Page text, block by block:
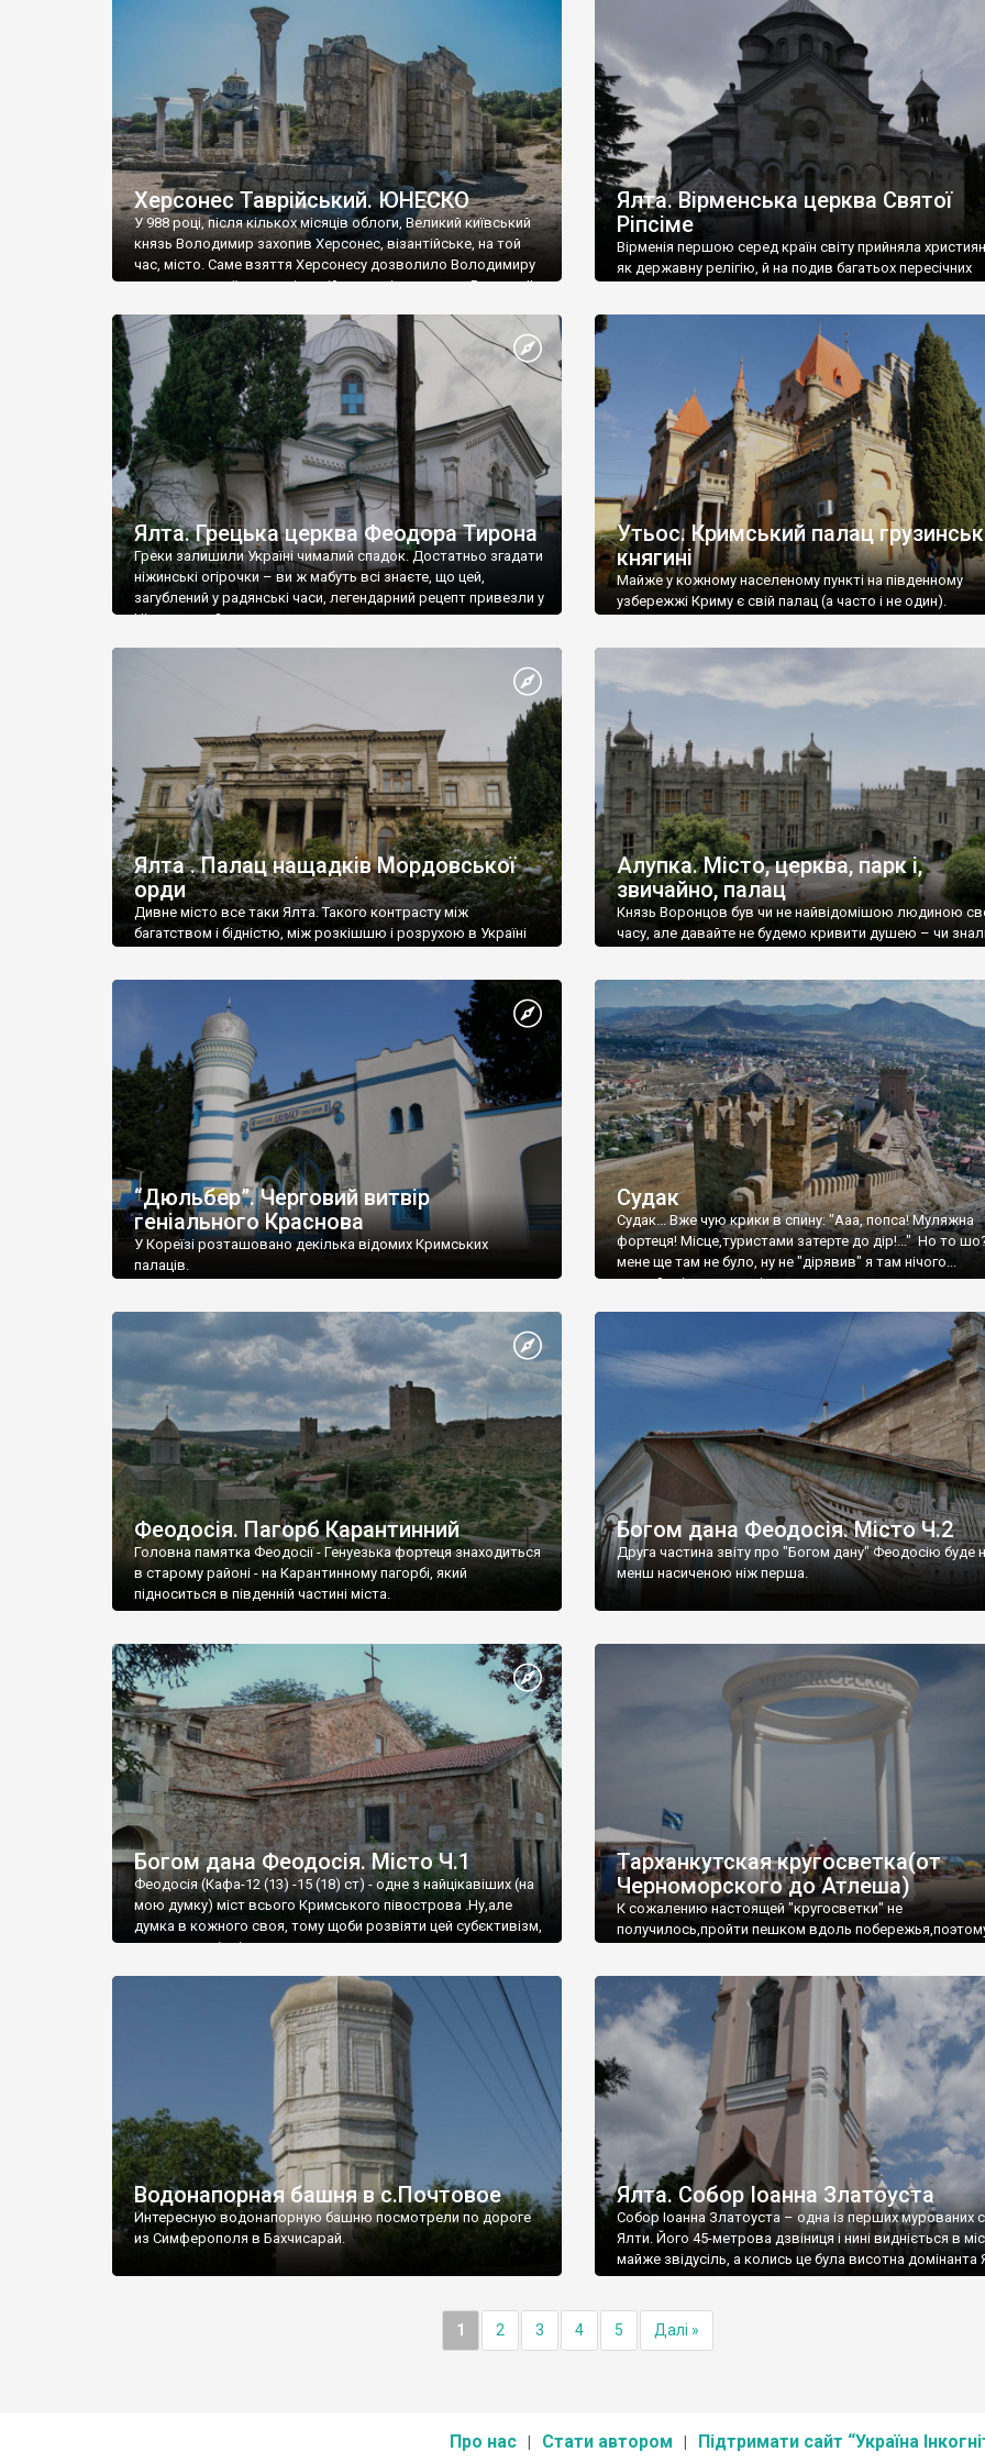
візантійської доби. Раритети викрадені з фондів об’єкту
культурної спадщини ЮНЕСКО «Херсонеса Таврійського».
Офіційно – на виставку «Золото Візантії», але експерти та
влада в Україні вважають це лише […]
називаються «повстяками» (postaki)…” “Вино. Крим
виробляє відмінне вино і його вдосталь: воно все
легке біле і дуже […]
Херсонес Таврійський. ЮНЕСКО
У 988 році, після кількох місяців облоги, Великий київський
князь Володимир захопив Херсонес, візантійське, на той
час, місто. Саме взяття Херсонесу дозволило Володимиру
диктувати свої умови візантійському імператору Василю ІІ,
Херсонесі Володимир-язичник, став Василем-
християнином. А потім було Хрещення Русі. На честь
Херсонесу Таврійського названо місто […]
Ялта. Вірменська церква Святої
Ріпсіме
Вірменія першою серед країн світу прийняла
як державну релігію, й на подив багатьох пересічних
Ялта. Грецька церква Феодора Тирона
Греки залишили Україні чималий спадок. Достатньо згадати
ніжинські огірочки – ви ж мабуть всі знаєте, що цей,
загублений у радянські часи, легендарний рецепт привезли у
Ніжин греки?
Утьос. Кримський палац
княгині
Майже у кожному населеному пункті на південному
узбережжі Криму є свій палац (а часто і не один).
Ялта . Палац нащадків Мордовської
орди
Дивне місто все таки Ялта. Такого контрасту між
багатством і бідністю, між розкішшю і розрухою в Україні
Алупка. Місто, церква, парк і,
звичайно, палац
Князь Воронцов був чи не найвідомішою людиною
часу, але давайте не будемо кривити душею – чи
“Дюльбер”. Черговий витвір
геніального Краснова
У Кореїзі розташовано декілька відомих Кримських
палаців.
Судак
Судак... Вже чую крики в спину: "Ааа, попса! Муляжна
фортеця! Місце,туристами затерте до дір!..." Но то
мене ще там не було, ну не "дірявив" я там нічого...
принаймні до цього літа.
Феодосія. Пагорб Карантинний
Головна памятка Феодосії - Генуезька фортеця знаходиться
в старому районі - на Карантинному пагорбі, який
підноситься в південній частині міста.
Богом дана Феодосія. Місто Ч.2
Друга частина звіту про "Богом дану" Феодосію буде
менш насиченою ніж перша.
Богом дана Феодосія. Місто Ч.1
Феодосія (Кафа-12 (13) -15 (18) ст) - одне з найцікавіших (на
мою думку) міст всього Кримського півострова .Ну,але
думка в кожного своя, тому щоби розвіяти цей субєктивізм,
запрошую відвідати це
Тарханкутская кругосветка(от
Черноморского до Атлеша)
К сожалению настоящей "кругосветки" не
получилось,пройти пешком вдоль
Водонапорная башня в с.Почтовое
Интересную водонапорную башню посмотрели по дороге
из Симферополя в Бахчисарай.
Ялта. Собор Іоанна Златоуста
Собор Іоанна Златоуста – одна із перших мурованих
Ялти. Його 45-метрова дзвіниця і нині видніється в
майже звідусіль, а колись це була висотна домінанта
1 2 3 4 5 Далі »
Про нас Стати автором Підтримати сайт “Україна